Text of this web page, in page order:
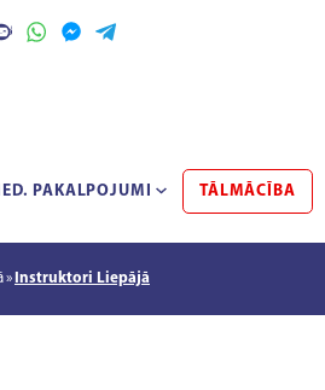
PAKALPOJUMI TĀLMĀCĪBA
Instruktori Liepājā